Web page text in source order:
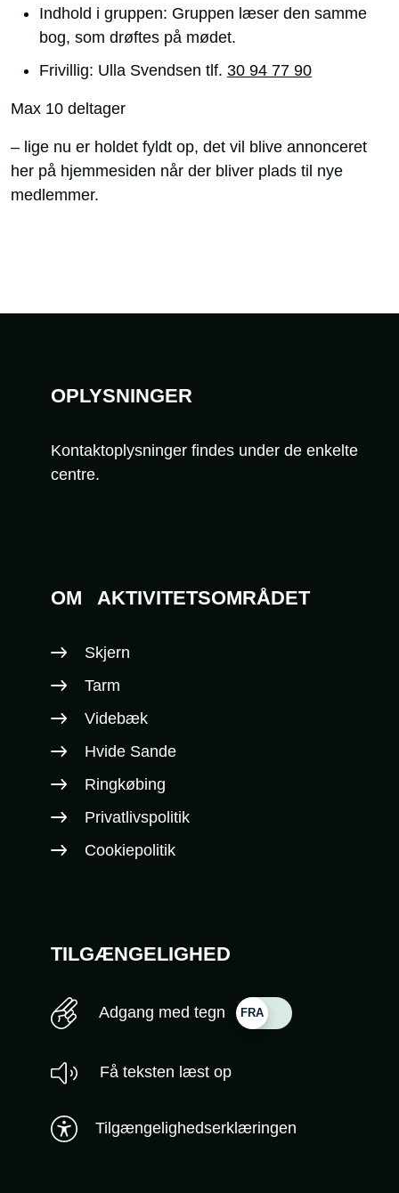
Indhold i gruppen: Gruppen læser den samme
bog, som drøftes på mødet.
Frivillig: Ulla Svendsen tlf. 30 94 77 90
Max 10 deltager
– lige nu er holdet fyldt op, det vil blive annonceret
her på hjemmesiden når der bliver plads til nye
medlemmer.
OPLYSNINGER
Kontaktoplysninger findes under de enkelte
centre.
OM AKTIVITETSOMRÅDET
Skjern
Tarm
Videbæk
Hvide Sande
Ringkøbing
Privatlivspolitik
Cookiepolitik
TILGÆNGELIGHED
Adgang med tegn
Få teksten læst op
Tilgængelighedserklæringen